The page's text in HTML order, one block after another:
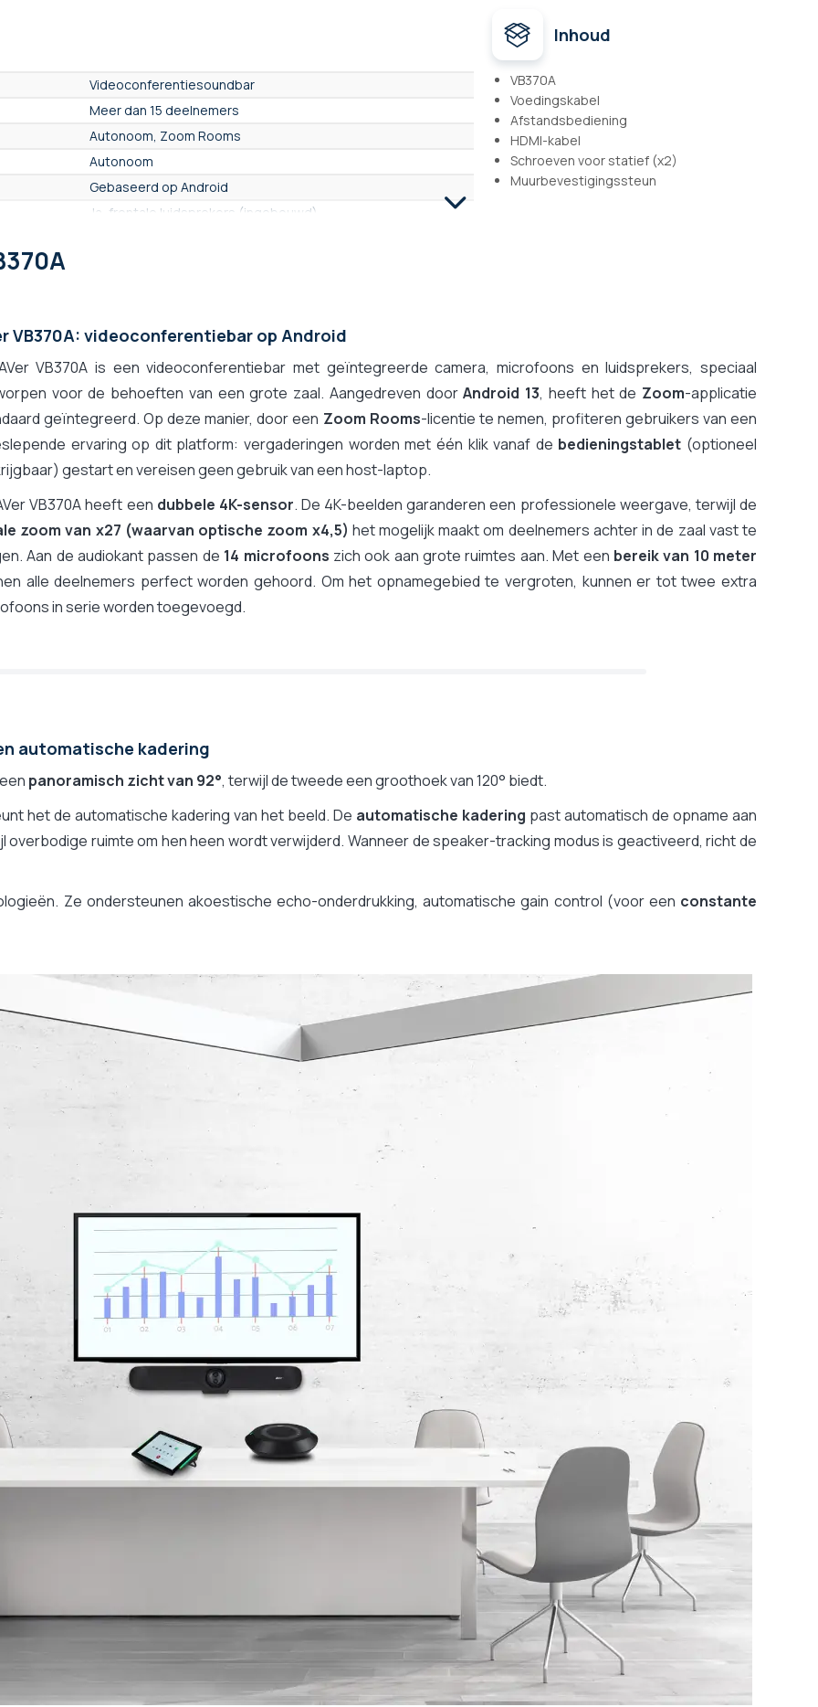
Videoconferentiesoundbar
Meer dan 15 deelnemers
Autonoom, Zoom Rooms
Autonoom
Gebaseerd op Android
Ja, frontale luidsprekers (ingebouwd)
UHD 4K 2160p - 8 Mpx
16,0 Mpx (2 x 8 Mpx)
Tussen 16 en 36 Mpx
120°
60° tot 99°
ja, Mechanische en digitale PTZ
Ja, auto (AutoFraming), Ja, manueel
Ja, Speaker tracking
Ja, smart gallery
Neen
Ja
Stroomnet
Muurbevestiging
Nee, enkel video conference materiaal
Inhoud
VB370A
Voedingskabel
Afstandsbediening
HDMI-kabel
Schroeven voor statief (x2)
Muurbevestigingssteun
VB370A: videoconferentiebar op Android
VB370A is een videoconferentiebar met geïntegreerde camera, microfoons en luidsprekers, speciaal
voor de behoeften van een grote zaal. Aangedreven doorAndroid 13, heeft het de Zoom-applicatie
geïntegreerd. Op deze manier, door een Zoom Rooms-licentie te nemen, profiteren gebruikers van een
ervaring op dit platform: vergaderingen worden met één klik vanaf de bedieningstablet (optioneel
gestart en vereisen geen gebruik van een host-laptop.
VB370A heeft een dubbele 4K-sensor. De 4K-beelden garanderen een professionele weergave, terwijl de
zoom van x27 (waarvan optische zoom x4,5) het mogelijk maakt om deelnemers achter in de zaal vast te
Aan de audiokant passen de 14 microfoons zich ook aan grote ruimtes aan. Met een bereik van 10 meter
alle deelnemers perfect worden gehoord. Om het opnamegebied te vergroten, kunnen er tot twee extra
in serie worden toegevoegd.
automatische kadering
panoramisch zicht van 92°, terwijl de tweede een groothoek van 120° biedt.
het de automatische kadering van het beeld. De automatische kadering past automatisch de opname aan
ruimte om hen heen wordt verwijderd. Wanneer de speaker-tracking modus is geactiveerd, richt de
Ze ondersteunen akoestische echo-onderdrukking, automatische gain control (voor een constante